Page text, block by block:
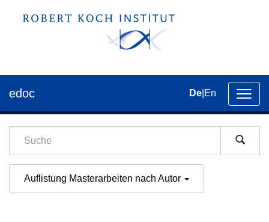
der
edoc De En
Auflistung Masterarbeiten nach Autor